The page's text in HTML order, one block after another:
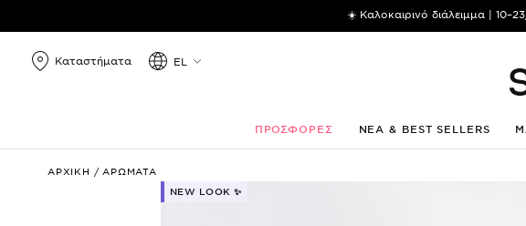
☀️ Καλοκαιρινό διάλειμμα |
Καταστήματα EL
ΠΡΟΣΦΟΡΕΣ ΝΕΑ & BEST SELLERS
ΑΡΧΙΚΗ / ΑΡΩΜΑΤΑ
Elize
NEW LOOK ✨